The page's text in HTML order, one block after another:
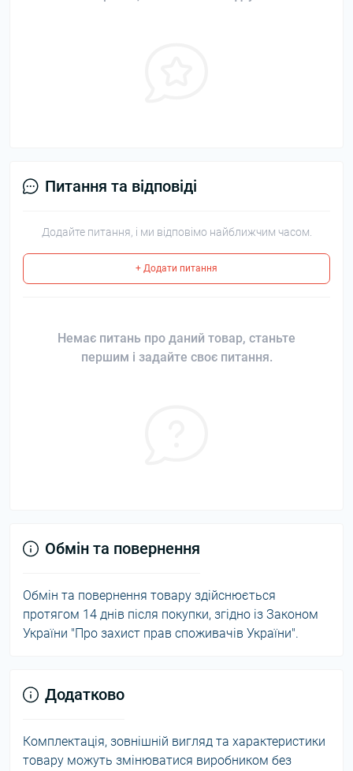
Питання та відповіді
Додайте питання, і ми відповімо найближчим часом.
+ Додати питання
Немає питань про даний товар, станьте
першим і задайте своє питання.
Обмін та повернення
Обмін та повернення товару здійснюється
протягом 14 днів після покупки, згідно із Законом
України "Про захист прав споживачів України".
Додатково
Комплектація, зовнішній вигляд та характеристики
товару можуть змінюватися виробником без